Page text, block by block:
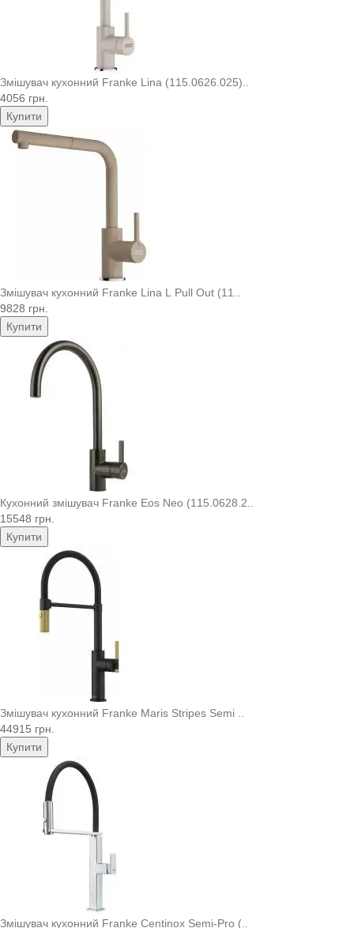
Змішувач кухонний Franke Lina (115.0626.025)..
4056 грн.
Купити
Змішувач кухонний Franke Lina L Pull Out (11..
9828 грн.
Купити
Кухонний змішувач Franke Eos Neo (115.0628.2..
15548 грн.
Купити
Змішувач кухонний Franke Maris Stripes Semi ..
44915 грн.
Купити
Змішувач кухонний Franke Centinox Semi-Pro (..